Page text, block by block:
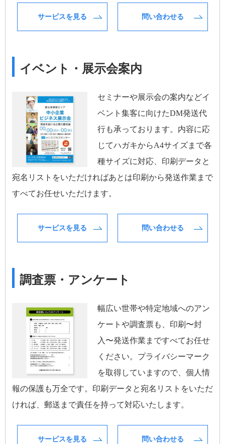
サービスを見る 問い合わせる
イベント・展示会案内
セミナーや展示会の案内などイ
ベント集客に向けたDM発送代
行も承っております。内容に応
じてハガキからA4サイズまで各
種サイズに対応、印刷データと
宛名リストをいただければあとは印刷から発送作業まで
すべてお任せいただけます。
サービスを見る 問い合わせる
調査票・アンケート
幅広い世帯や特定地域へのアン
ケートや調査票も、印刷〜封
入〜発送作業まですべてお任せ
ください。プライバシーマーク
を取得していますので、個人情
報の保護も万全です。印刷データと宛名リストをいただ
ければ、郵送まで責任を持って対応いたします。
サービスを見る 問い合わせる